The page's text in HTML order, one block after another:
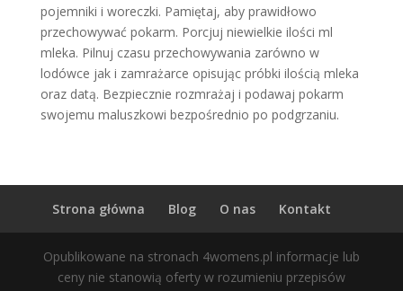
pojemniki i woreczki. Pamiętaj, aby prawidłowo
przechowywać pokarm. Porcjuj niewielkie ilości ml
mleka. Pilnuj czasu przechowywania zarówno w
lodówce jak i zamrażarce opisując próbki ilością mleka
oraz datą. Bezpiecznie rozmrażaj i podawaj pokarm
swojemu maluszkowi bezpośrednio po podgrzaniu.
Strona główna Blog O nas Kontakt
Opublikowane na stronach 4womens.pl informacje lub
ceny nie stanowią oferty w rozumieniu przepisów